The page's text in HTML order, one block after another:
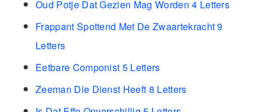
Oud Potje Dat Gezien Mag Worden 4 Letters
Frappant Spottend Met De Zwaartekracht 9
Letters
Eetbare Componist 5 Letters
Zeeman Die Dienst Heeft 8 Letters